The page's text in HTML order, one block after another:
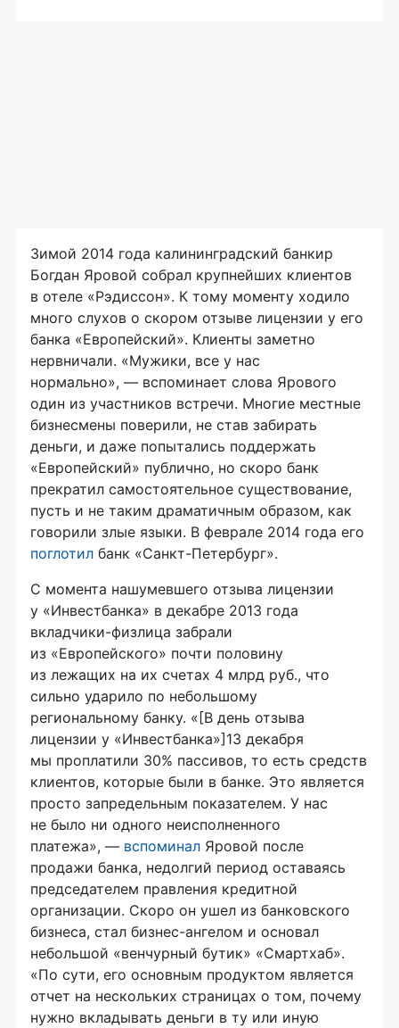
Зимой 2014 года калининградский банкир
Богдан Яровой собрал крупнейших клиентов
в отеле «Рэдиссон». К тому моменту ходило
много слухов о скором отзыве лицензии у его
банка «Европейский». Клиенты заметно
нервничали. «Мужики, все у нас
нормально», — вспоминает слова Ярового
один из участников встречи. Многие местные
бизнесмены поверили, не став забирать
деньги, и даже попытались поддержать
«Европейский» публично, но скоро банк
прекратил самостоятельное существование,
пусть и не таким драматичным образом, как
говорили злые языки. В феврале 2014 года его
поглотил банк «Санкт-Петербург».
С момента нашумевшего отзыва лицензии
у «Инвестбанка» в декабре 2013 года
вкладчики-физлица забрали
из «Европейского» почти половину
из лежащих на их счетах 4 млрд руб., что
сильно ударило по небольшому
региональному банку. «[В день отзыва
лицензии у «Инвестбанка»]13 декабря
мы проплатили 30% пассивов, то есть средств
клиентов, которые были в банке. Это является
просто запредельным показателем. У нас
не было ни одного неисполненного
платежа», — вспоминал Яровой после
продажи банка, недолгий период оставаясь
председателем правления кредитной
организации. Скоро он ушел из банковского
бизнеса, стал бизнес-ангелом и основал
небольшой «венчурный бутик» «Смартхаб».
«По сути, его основным продуктом является
отчет на нескольких страницах о том, почему
нужно вкладывать деньги в ту или иную